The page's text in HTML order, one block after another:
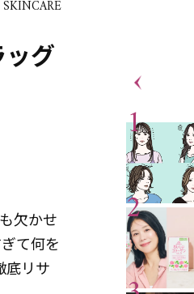
SKINCARE
グ
欠かせ
て何を
底リサ